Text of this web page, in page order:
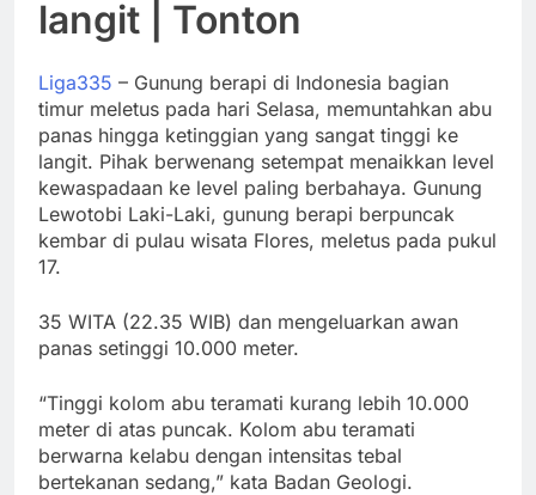
langit | Tonton
Liga335 – Gunung berapi di Indonesia bagian
timur meletus pada hari Selasa, memuntahkan abu
panas hingga ketinggian yang sangat tinggi ke
langit. Pihak berwenang setempat menaikkan level
kewaspadaan ke level paling berbahaya. Gunung
Lewotobi Laki-Laki, gunung berapi berpuncak
kembar di pulau wisata Flores, meletus pada pukul
17.
35 WITA (22.35 WIB) dan mengeluarkan awan
panas setinggi 10.000 meter.
“Tinggi kolom abu teramati kurang lebih 10.000
meter di atas puncak. Kolom abu teramati
berwarna kelabu dengan intensitas tebal
bertekanan sedang,” kata Badan Geologi.